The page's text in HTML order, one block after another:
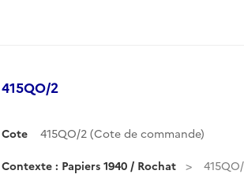
415QO/2
Cote 415QO/2 (Cote de commande)
Contexte : Papiers 1940 / Rochat